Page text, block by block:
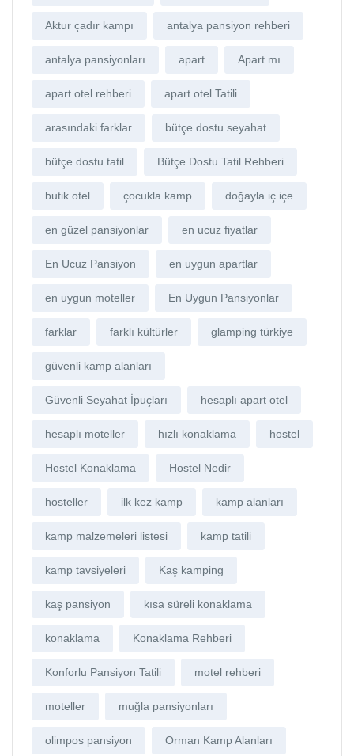
Aktur çadır kampı antalya pansiyon rehberi
antalya pansiyonları apart Apart mı
apart otel rehberi apart otel Tatili
arasındaki farklar bütçe dostu seyahat
bütçe dostu tatil Bütçe Dostu Tatil Rehberi
butik otel çocukla kamp doğayla iç içe
en güzel pansiyonlar en ucuz fiyatlar
En Ucuz Pansiyon en uygun apartlar
en uygun moteller En Uygun Pansiyonlar
farklar farklı kültürler glamping türkiye
güvenli kamp alanları
Güvenli Seyahat İpuçları hesaplı apart otel
hesaplı moteller hızlı konaklama hostel
Hostel Konaklama Hostel Nedir
hosteller ilk kez kamp kamp alanları
kamp malzemeleri listesi kamp tatili
kamp tavsiyeleri Kaş kamping
kaş pansiyon kısa süreli konaklama
konaklama Konaklama Rehberi
Konforlu Pansiyon Tatili motel rehberi
moteller muğla pansiyonları
olimpos pansiyon Orman Kamp Alanları